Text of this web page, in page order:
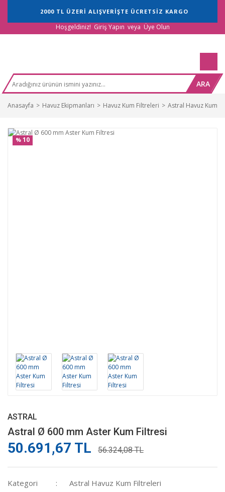
2000 TL ÜZERİ ALIŞVERİŞTE ÜCRETSİZ KARGO
Hoşgeldiniz! Giriş Yapın veya Üye Olun
ARA
Anasayfa Havuz Ekipmanları Havuz Kum Filtreleri Astral Havuz Kum
% 10
ASTRAL
Astral Ø 600 mm Aster Kum Filtresi
50.691,67 TL 56.324,08 TL
Kategori
Astral Havuz Kum Filtreleri